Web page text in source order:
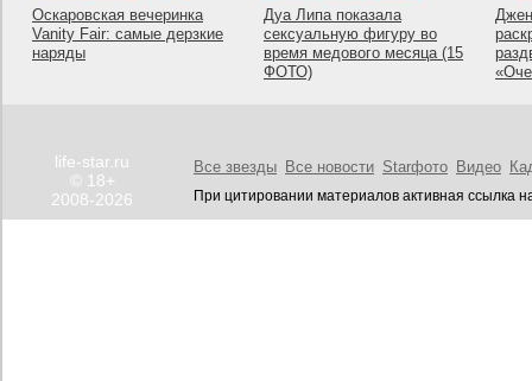
Оскаровская вечеринка
Vanity Fair: самые дерзкие
наряды
Дуа Липа показала
сексуальную фигуру во
время медового месяца (15
ФОТО)
life-star.ru
© 18+
2008-2026
Все звезды Все новости Starфото Видео
При цитировании материалов активная ссылка